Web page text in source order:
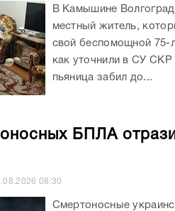
В Камышине
местный житель,
свой беспомощной 75-
как уточнили в СУ СКР
пьяница забил до...
БПЛА
08:30
Смертоносные